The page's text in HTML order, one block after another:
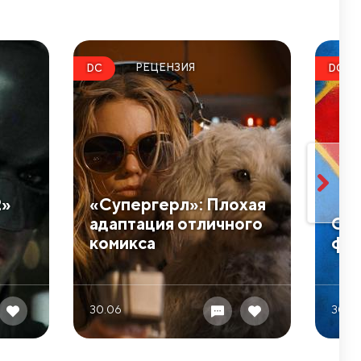
DC РЕЦЕНЗИЯ
​«Супергерл»: Плохая
адаптация отличного
комикса
30.06
DC